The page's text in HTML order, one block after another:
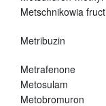
Metschnikowia
Metribuzin
Metrafenone
Metosulam
Metobromuron